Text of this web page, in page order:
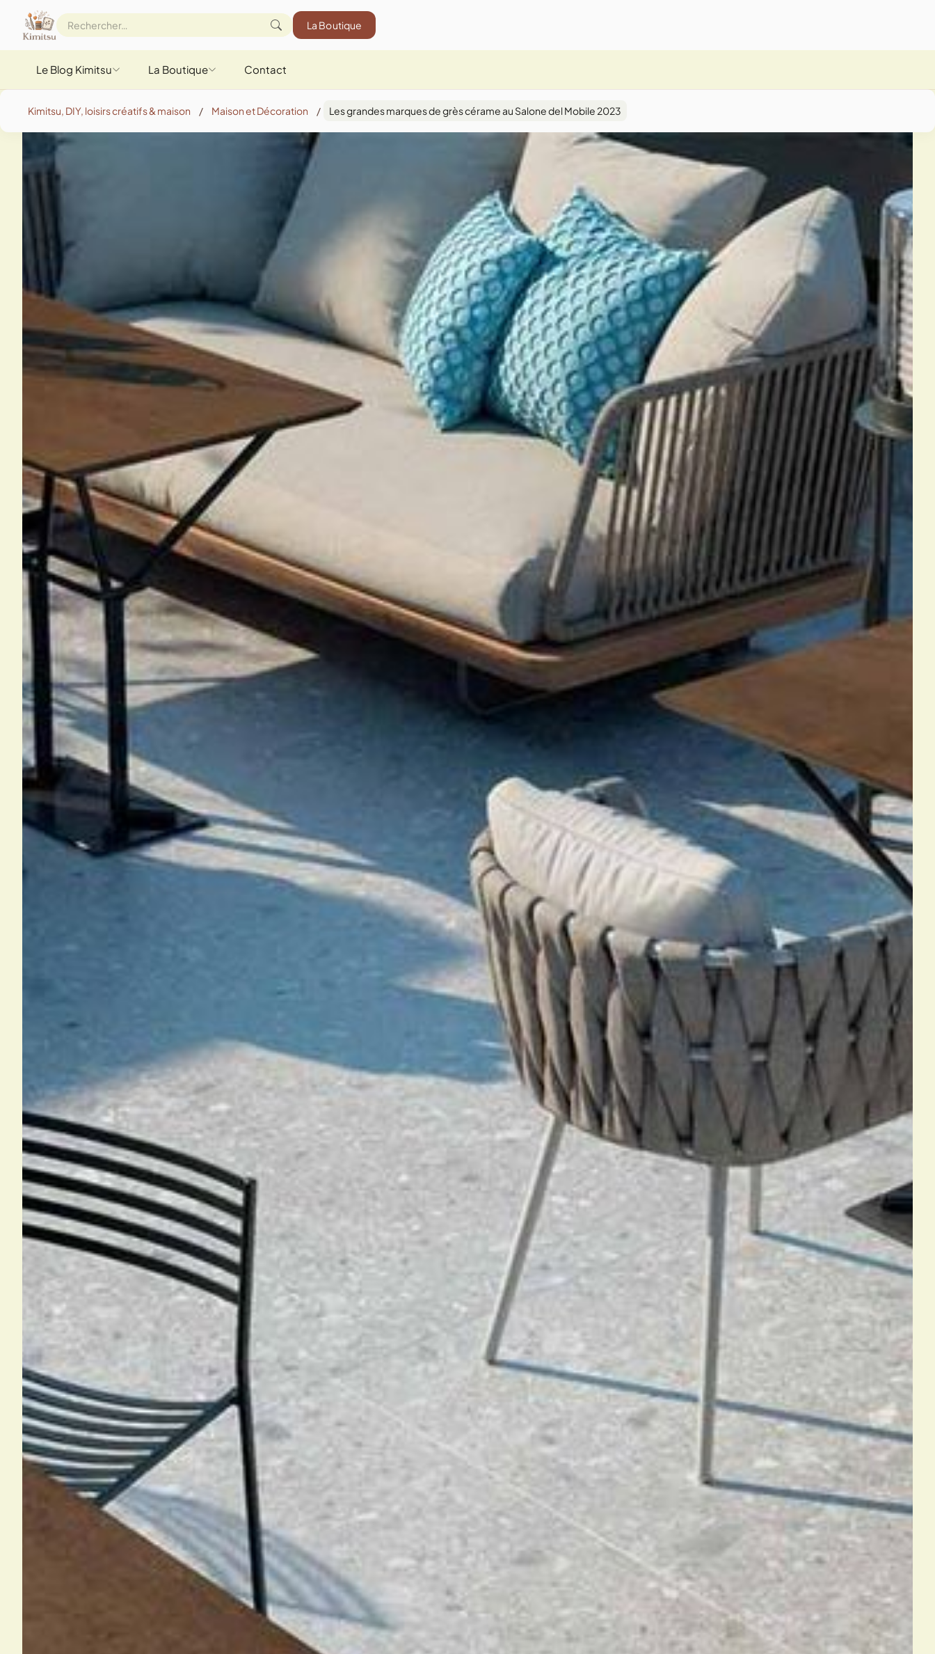
La Boutique
Le Blog Kimitsu La Boutique Contact
Kimitsu, DIY, loisirs créatifs & maison / Maison et Décoration / Les grandes marques de grès cérame au Salone del Mobile 2023